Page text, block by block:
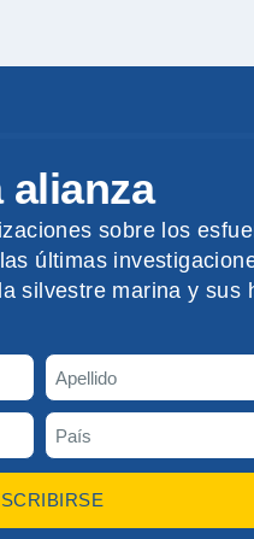
alianza
sobre los
últimas
silvestre marina y sus